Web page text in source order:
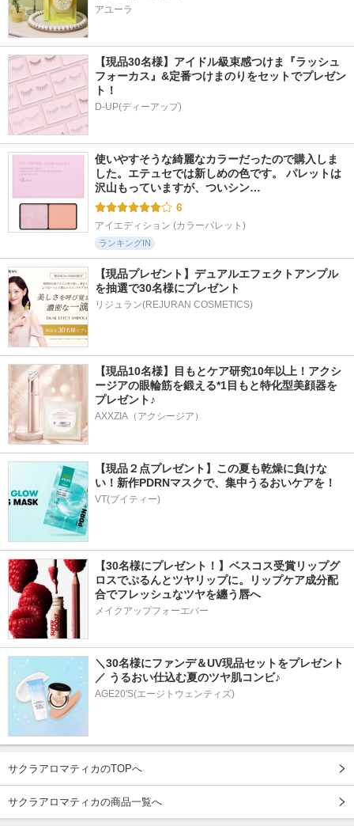
アユーラ
【現品30名様】アイドル級束感つけま『ラッシュ
フォーカス』&定番つけまのりをセットでプレゼン
ト！
D-UP(ディーアップ)
使いやすそうな綺麗なカラーだったので購入しま
した。エテュセでは新しめの色です。 パレットは
沢山もっていますが、ついシン…
6
アイエディション (カラーパレット)
ランキングIN
【現品プレゼント】デュアルエフェクトアンプル
を抽選で30名様にプレゼント
リジュラン(REJURAN COSMETICS)
【現品10名様】目もとケア研究10年以上！アクシ
ージアの眼輪筋を鍛える*1目もと特化型美顔器を
プレゼント♪
AXXZIA（アクシージア）
【現品２点プレゼント】この夏も乾燥に負けな
い！新作PDRNマスクで、集中うるおいケアを！
VT(ブイティー)
【30名様にプレゼント！】ベスコス受賞リップグ
ロスでぷるんとツヤリップに。リップケア成分配
合でフレッシュなツヤを纏う唇へ
メイクアップフォーエバー
＼30名様にファンデ＆UV現品セットをプレゼント
／ うるおい仕込む夏のツヤ肌コンビ♪
AGE20'S(エージトウェンティズ)
サクラアロマティカのTOPへ
サクラアロマティカの商品一覧へ